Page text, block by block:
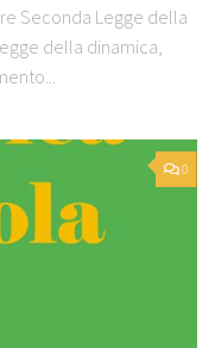
Seconda Legge della
della dinamica,
0